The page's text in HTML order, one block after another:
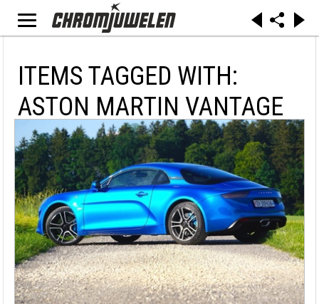
ITEMS TAGGED WITH:
ASTON MARTIN VANTAGE